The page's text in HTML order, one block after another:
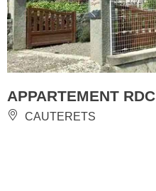
APPARTEMENT RDC
CAUTERETS